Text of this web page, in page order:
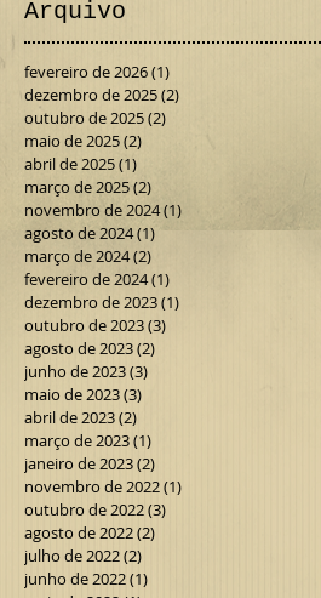
Arquivo
fevereiro de 2026(1)
dezembro de 2025(2)
outubro de 2025(2)
maio de 2025(2)
abril de 2025(1)
março de 2025(2)
novembro de 2024(1)
agosto de 2024(1) 1 post
março de 2024(2)
fevereiro de 2024(1)
dezembro de 2023(1)
outubro de 2023(3)
agosto de 2023(2)
junho de 2023(3)
maio de 2023(3)
abril de 2023(2)
março de 2023(1)
janeiro de 2023(2)
novembro de 2022(1)
outubro de 2022(3)
agosto de 2022(2)
julho de 2022(2)
junho de 2022(1)